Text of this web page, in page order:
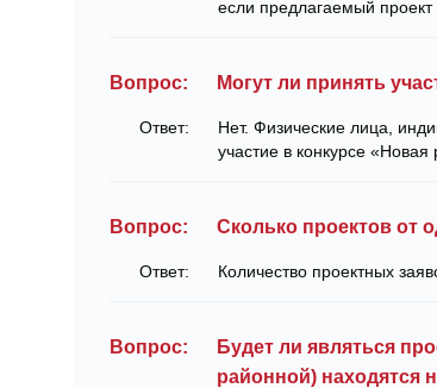
если предлагаемый проект
Вопрос: Могут ли принять
Ответ:
Нет. Физические лица,
участие в конкурсе «Новая
Вопрос: Сколько проектов от
Ответ: Количество проектных
Вопрос:
Будет ли являться
районной) находятся